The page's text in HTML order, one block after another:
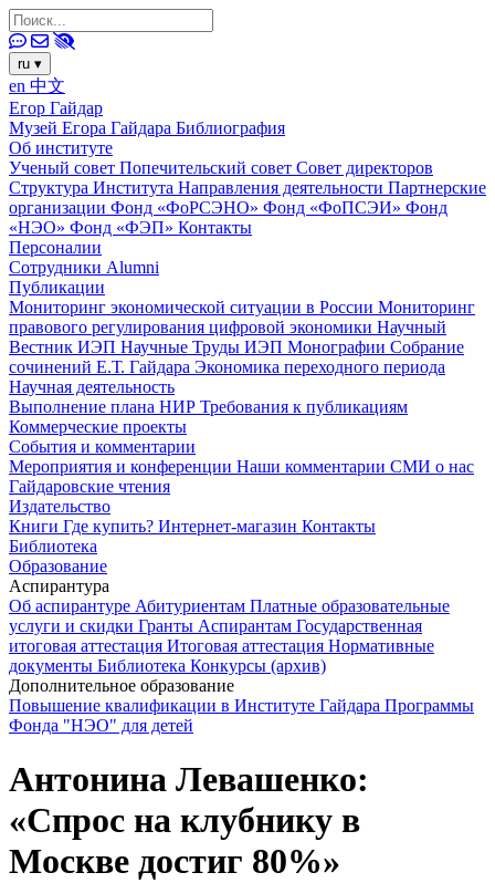
ru ▾
en 中文
Егор Гайдар
Музей Егора Гайдара Библиография
Об институте
Ученый совет Попечительский совет Совет директоров
Структура Института Направления деятельности Партнерские
организации Фонд «ФоРСЭНО» Фонд «ФоПСЭИ» Фонд
«НЭО» Фонд «ФЭП» Контакты
Персоналии
Сотрудники Alumni
Публикации
Мониторинг экономической ситуации в России Мониторинг
правового регулирования цифровой экономики Научный
Вестник ИЭП Научные Труды ИЭП Монографии Собрание
сочинений Е.Т. Гайдара Экономика переходного периода
Научная деятельность
Выполнение плана НИР Требования к публикациям
Коммерческие проекты
События и комментарии
Мероприятия и конференции Наши комментарии СМИ о нас
Гайдаровские чтения
Издательство
Книги Где купить? Интернет-магазин Контакты
Библиотека
Образование
Аспирантура
Об аспирантуре Абитуриентам Платные образовательные
услуги и скидки Гранты Аспирантам Государственная
итоговая аттестация Итоговая аттестация Нормативные
документы Библиотека Конкурсы (архив)
Дополнительное образование
Повышение квалификации в Институте Гайдара Программы
Фонда "НЭО" для детей
Антонина Левашенко:
«Спрос на клубнику в
Москве достиг 80%»